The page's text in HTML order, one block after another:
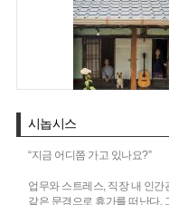
시놉시스
“지금 어디쯤 가고 있나요?”
업무와 스트레스, 직장 내 인간
같은 문경으로 휴가를 떠난다.